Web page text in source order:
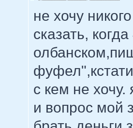
не хочу
сказать,
с кем не
и вопрос мой